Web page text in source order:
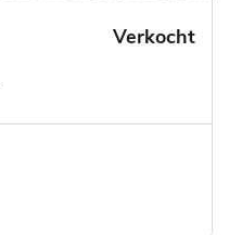
Verkocht